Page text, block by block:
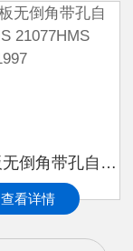
双耳托板无倒角带孔自锁螺母 MS 21077HMS 21077H-1997
查看详情